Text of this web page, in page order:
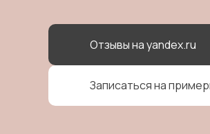
Отзывы на yandex.ru
Записаться на